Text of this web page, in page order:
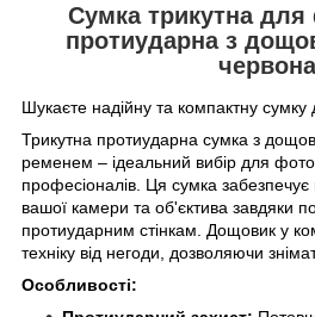
Сумка трикутна для
протиударна з
червона
Шукаєте надійну та компактну
Трикутна протиударна сумка з
ременем – ідеальний вибір для
професіоналів. Ця сумка
вашої камери та об'єктива завдяки
протиударним стінкам. Дощовик у
техніку від негоди, дозволяючи
Особливості: